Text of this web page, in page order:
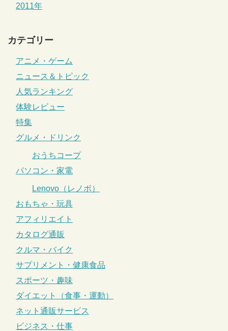
2011年
カテゴリー
アニメ・ゲーム
ニュース＆トピック
人気ランキング
体験レビュー
特集
グルメ・ドリンク
おうちコープ
パソコン・家電
Lenovo（レノボ）
おもちゃ・玩具
アフィリエイト
カタログ通販
クルマ・バイク
サプリメント・健康食品
スポーツ・趣味
ダイエット（食事・運動）
ネット通販サービス
ビジネス・仕事